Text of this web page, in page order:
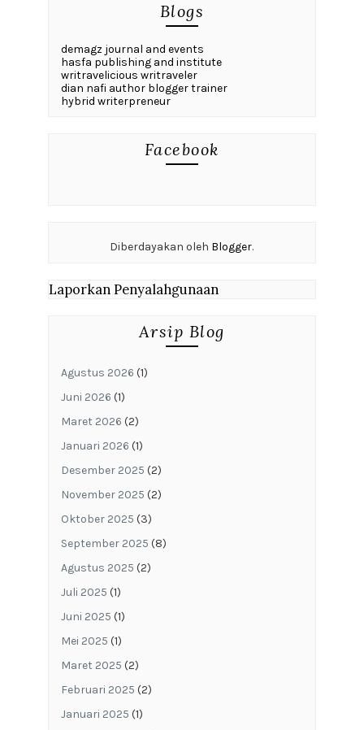
Blogs
demagz journal and events
hasfa publishing and institute
writravelicious writraveler
dian nafi author blogger trainer
hybrid writerpreneur
Facebook
Diberdayakan oleh Blogger.
Laporkan Penyalahgunaan
Arsip Blog
Agustus 2026 (1)
Juni 2026 (1)
Maret 2026 (2)
Januari 2026 (1)
Desember 2025 (2)
November 2025 (2)
Oktober 2025 (3)
September 2025 (8)
Agustus 2025 (2)
Juli 2025 (1)
Juni 2025 (1)
Mei 2025 (1)
Maret 2025 (2)
Februari 2025 (2)
Januari 2025 (1)